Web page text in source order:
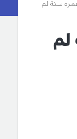
سنة لم
لم